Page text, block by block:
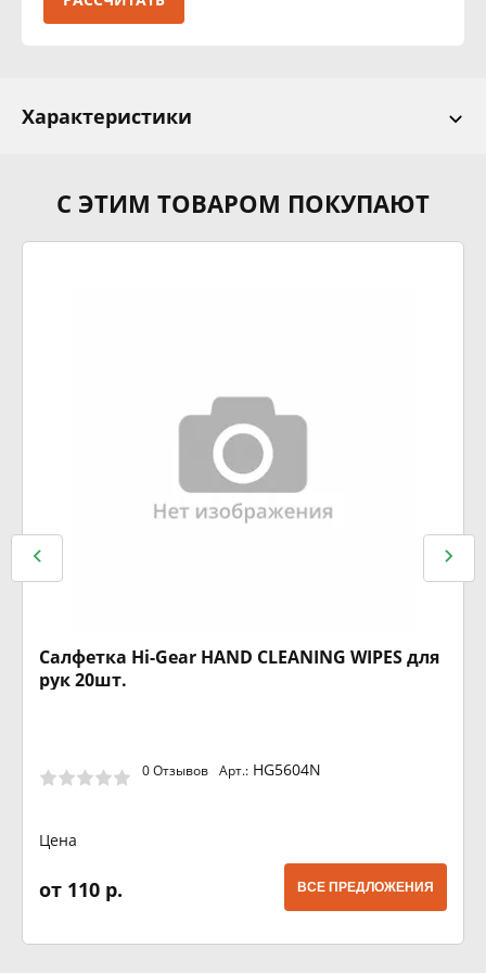
Характеристики
С ЭТИМ ТОВАРОМ ПОКУПАЮТ
Салфетка Hi-Gear HAND CLEANING WIPES для
рук 20шт.
0 Отзывов Арт.: HG5604N
Цена
от 110 р. ВСЕ ПРЕДЛОЖЕНИЯ